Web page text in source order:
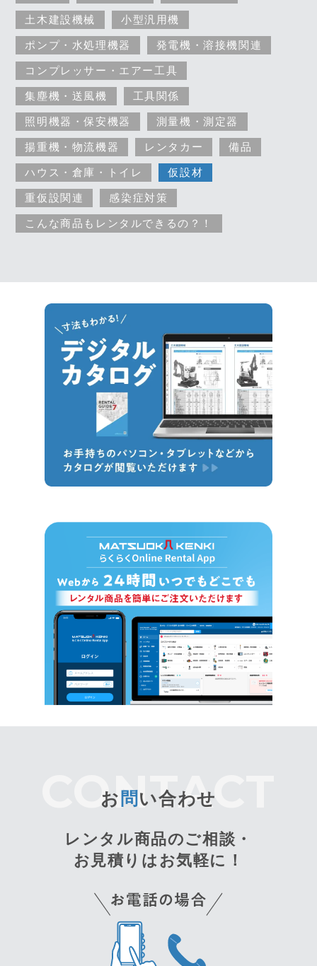
土木建設機械 小型汎用機
ポンプ・水処理機器 発電機・溶接機関連
コンプレッサー・エアー工具
集塵機・送風機 工具関係
照明機器・保安機器 測量機・測定器
揚重機・物流機器 レンタカー 備品
ハウス・倉庫・トイレ 仮設材
重仮設関連 感染症対策
こんな商品もレンタルできるの？！
お 問 い合わせ
レンタル商品のご相談・
お見積りはお気軽に！